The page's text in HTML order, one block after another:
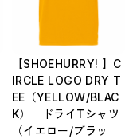
【SHOEHURRY! 】C
IRCLE LOGO DRY T
EE（YELLOW/BLAC
K）｜ドライTシャツ
（イエロー/ブラッ